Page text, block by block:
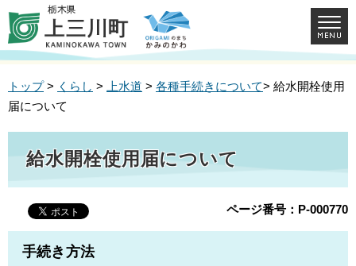
トップ> くらし > 上水道 > 各種手続きについて> 給水開栓使用
届について
給水開栓使用届について
ページ番号：P-000770
手続き方法